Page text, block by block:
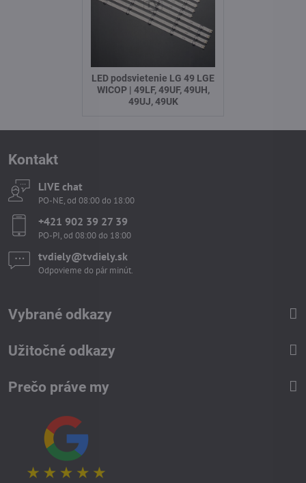
LED podsvietenie LG 49 LGE
WICOP | 49LF, 49UF, 49UH,
49UJ, 49UK
Kontakt
LIVE chat
PO-NE, od 08:00 do 18:00
+421 902 39 27 39
PO-PI, od 08:00 do 18:00
tvdiely​​@tvdiely​​.sk
Odpovieme do pár minút.
Vybrané odkazy
Užitočné odkazy
Prečo práve my